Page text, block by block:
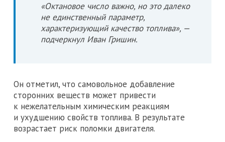
«Октановое число важно, но это далеко
не единственный параметр,
характеризующий качество топлива», —
подчеркнул Иван Гришин.
Он отметил, что самовольное добавление
сторонних веществ может привести
к нежелательным химическим реакциям
и ухудшению свойств топлива. В результате
возрастает риск поломки двигателя.